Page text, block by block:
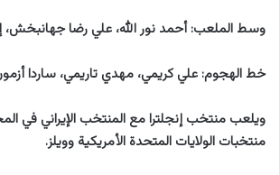
وسط الملعب: أحمد نور الله، علي رضا
خط الهجوم: علي كريمي، مهدي تاريمي، ساردا
ويلعب منتخب إنجلترا مع المنتخب الإيراني في
منتخبات الولايات المتحدة الأمريكية وويلز.